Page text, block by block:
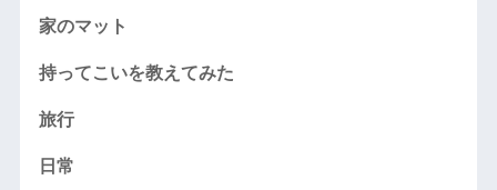
家のマット
持ってこいを教えてみた
旅行
日常